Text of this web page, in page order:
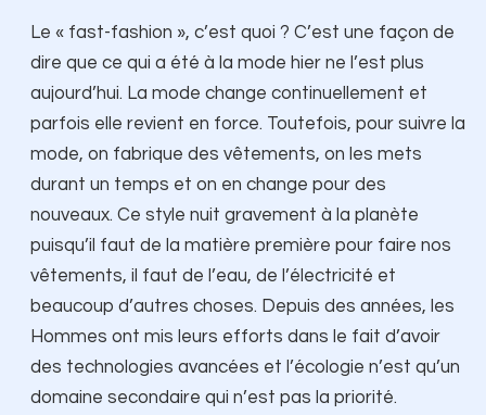
Le « fast-fashion », c’est quoi ? C’est une façon de
dire que ce qui a été à la mode hier ne l’est plus
aujourd’hui. La mode change continuellement et
parfois elle revient en force. Toutefois, pour suivre la
mode, on fabrique des vêtements, on les mets
durant un temps et on en change pour des
nouveaux. Ce style nuit gravement à la planète
puisqu’il faut de la matière première pour faire nos
vêtements, il faut de l’eau, de l’électricité et
beaucoup d’autres choses. Depuis des années, les
Hommes ont mis leurs efforts dans le fait d’avoir
des technologies avancées et l’écologie n’est qu’un
domaine secondaire qui n’est pas la priorité.